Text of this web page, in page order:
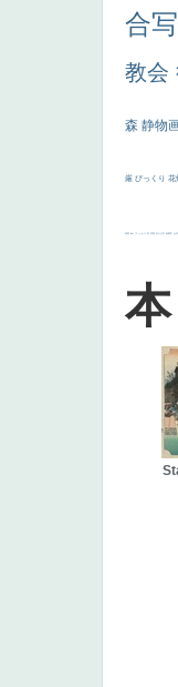
合
教会
森 静物
厳 びっくり 花
画質 last ヴィーナス 剣 白人少女 食事中 山本